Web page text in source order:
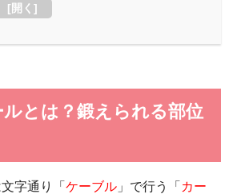
[開く ]
とは？鍛えられる部位
字通り「 ケーブル 」で行う「 カー